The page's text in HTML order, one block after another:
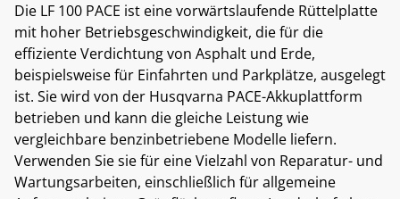
Die LF 100 PACE ist eine vorwärtslaufende Rüttelplatte
mit hoher Betriebsgeschwindigkeit, die für die
effiziente Verdichtung von Asphalt und Erde,
beispielsweise für Einfahrten und Parkplätze, ausgelegt
ist. Sie wird von der Husqvarna PACE-Akkuplattform
betrieben und kann die gleiche Leistung wie
vergleichbare benzinbetriebene Modelle liefern.
Verwenden Sie sie für eine Vielzahl von Reparatur- und
Wartungsarbeiten, einschließlich für allgemeine